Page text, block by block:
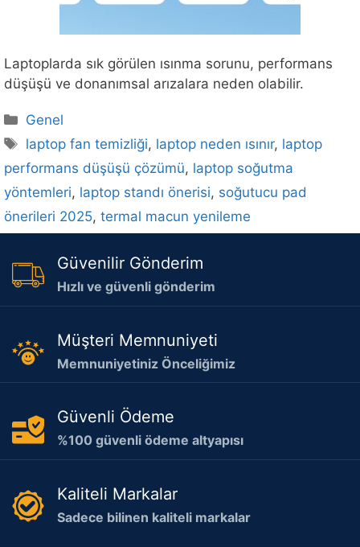
Laptoplarda sık görülen ısınma sorunu, performans
düşüşü ve donanımsal arızalara neden olabilir.
Kategoriler
Genel
Etiketler
laptop fan temizliği, laptop neden ısınır, laptop
performans düşüşü çözümü, laptop soğutma
yöntemleri, laptop standı önerisi, soğutucu pad
önerileri 2025, termal macun yenileme
Güvenilir Gönderim
Hızlı ve güvenli gönderim
Müşteri Memnuniyeti
Memnuniyetiniz Önceliğimiz
Güvenli Ödeme
%100 güvenli ödeme altyapısı
Kaliteli Markalar
Sadece bilinen kaliteli markalar